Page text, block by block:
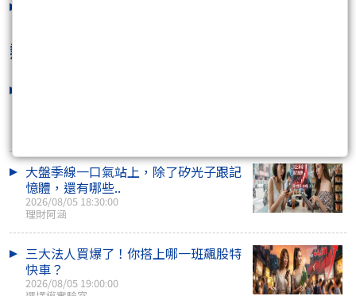
熱門焦點文章
大盤季線一口氣站上，除了矽光子跟記
憶體，還有哪些..
2026/08/05 18:30:00
理財阿涵
三大法人買爆了！你搭上哪一班飆股特
快車？
2026/08/05 19:00:00